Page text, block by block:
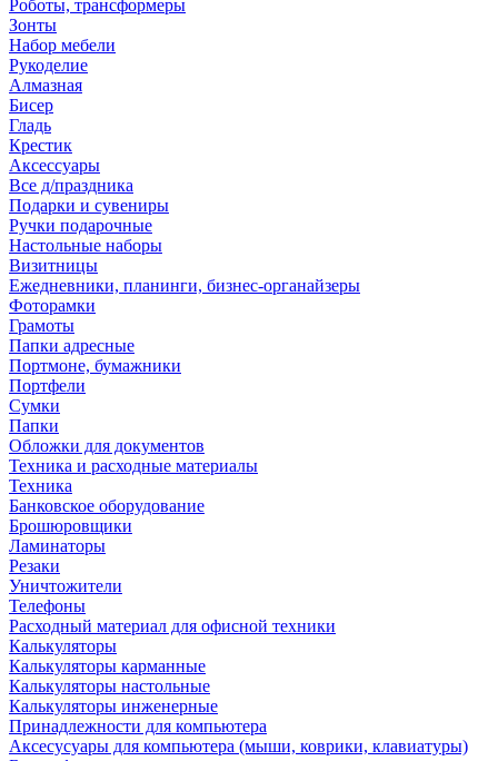
Роботы, трансформеры
Зонты
Набор мебели
Рукоделие
Алмазная
Бисер
Гладь
Крестик
Аксессуары
Все д/праздника
Подарки и сувениры
Ручки подарочные
Настольные наборы
Визитницы
Ежедневники, планинги, бизнес-органайзеры
Фоторамки
Грамоты
Папки адресные
Портмоне, бумажники
Портфели
Сумки
Папки
Обложки для документов
Техника и расходные материалы
Техника
Банковское оборудование
Брошюровщики
Ламинаторы
Резаки
Уничтожители
Телефоны
Расходный материал для офисной техники
Калькуляторы
Калькуляторы карманные
Калькуляторы настольные
Калькуляторы инженерные
Принадлежности для компьютера
Аксесусуары для компьютера (мыши, коврики, клавиатуры)